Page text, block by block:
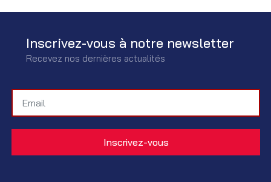
Inscrivez-vous à notre newsletter
Recevez nos dernières actualités